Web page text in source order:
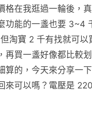
格在我逛過一輪後，
功能的一盞也要 3~4
淘寶 2 千有找就可以
再買一盞好像都比較
算的，今天來分享一
來可以嗎？電壓是